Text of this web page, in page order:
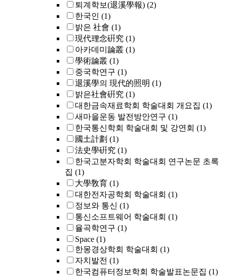
퇴계학보(退溪學報) (2)
한국인 (1)
밝은 社會 (1)
現代理念硏究 (1)
아카데미論叢 (1)
學術論叢 (1)
중국학연구 (1)
退溪學의 現代的照明 (1)
밝은社會硏究 (1)
대한금속재료학회 학술대회 개요집 (1)
새마을운동 발전방안연구 (1)
한국통신학회 학술대회 및 강연회 (1)
國土計劃 (1)
法史學硏究 (1)
한국고분자학회 학술대회 연구논문 초록
집 (1)
大學敎育 (1)
대한전자공학회 학술대회 (1)
정보와 통신 (1)
통신소프트웨어 학술대회 (1)
율곡학연구 (1)
Space (1)
한몽경상학회 학술대회 (1)
자치발전 (1)
한국컴퓨터정보학회 학술발표논문집 (1)